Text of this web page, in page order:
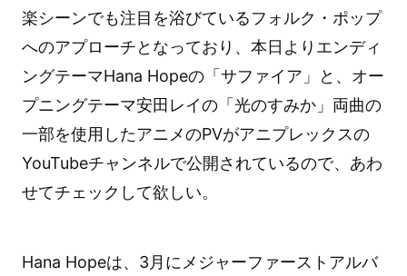
楽シーンでも注目を浴びているフォルク・ポップ
へのアプローチとなっており、本日よりエンディ
ングテーマHana Hopeの「サファイア」と、オー
プニングテーマ安田レイの「光のすみか」両曲の
一部を使用したアニメのPVがアニプレックスの
YouTubeチャンネルで公開されているので、あわ
せてチェックして欲しい。
Hana Hopeは、3月にメジャーファーストアルバ